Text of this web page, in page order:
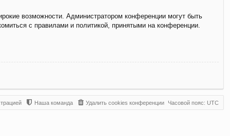
возможности. Администратором конференции могут быть
с правилами и политикой, принятыми на конференции.
Часовой пояс: UTC
Удалить cookies конференции
Наша команда